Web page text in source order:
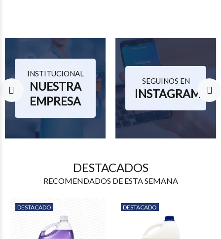
INSTITUCIONAL
NUESTRA
EMPRESA
SEGUINOS EN
INSTAGRAM
DESTACADOS
RECOMENDADOS DE ESTA SEMANA
DESTACADO DESTACADO
$19.172